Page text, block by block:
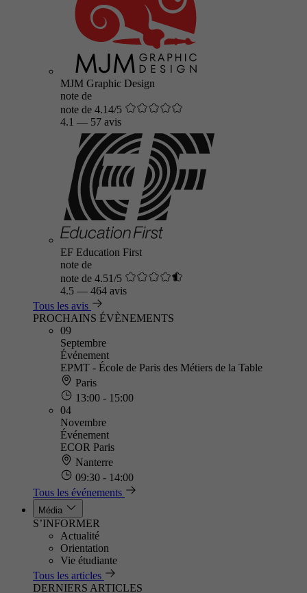
MJM Graphic Design
note de
note de 4.14/5
4.1 — 57 avis
EF Education First
note de
note de 4.51/5
4.5 — 464 avis
Tous les avis
PROCHAINS ÉVÈNEMENTS
09
Septembre
Événement
EPMT - École de Paris des Métiers de la Table
Paris
13:00 - 15:00
04
Novembre
Événement
ECOR Paris
Nanterre
09:30 - 14:00
Tous les événements
Média
S’INFORMER
Actualité
Orientation
Vie étudiante
Tous les articles
DERNIERS ARTICLES